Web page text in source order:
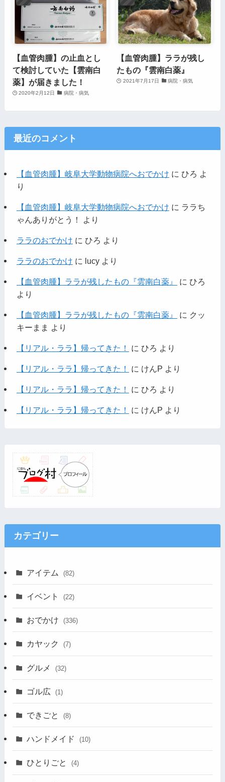
【血管肉腫】の止血とし
て検討していた【雲南白
薬】が届きました！
2020年2月12日 病院・病気
【血管肉腫】ララが残し
たもの『雲南白薬』
2021年7月17日 病院・病気
最近のコメント
【血管肉腫】岐阜大学動物病院へおでかけ に ひろ よ
り
【血管肉腫】岐阜大学動物病院へおでかけ に ララち
ゃんありがとう！
より
ララのおでかけ に ひろ より
ララのおでかけ に lucyより
【血管肉腫】ララが残したもの『雲南白薬』 に ひろ
より
【血管肉腫】ララが残したもの『雲南白薬』 に クッ
キーまま
より
【リアル・ララ】帰ってきた！ に ひろ より
【リアル・ララ】帰ってきた！ に けんP より
【リアル・ララ】帰ってきた！ に ひろ より
【リアル・ララ】帰ってきた！ に けんP より
カテゴリー
アイテム (82)
イベント (22)
おでかけ (336)
カヤック (7)
グルメ (32)
ゴル広 (1)
できごと (8)
ハンドメイド (10)
ひとりごと (4)